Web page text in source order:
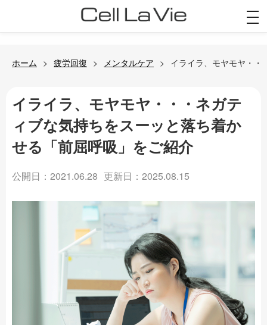
ホーム 疲労回復 メンタルケア イライラ、モヤモヤ・・
イライラ、モヤモヤ・・・ネガテ
ィブな気持ちをスーッと落ち着か
せる「前屈呼吸」をご紹介
公開日：2021.06.28 更新日：2025.08.15